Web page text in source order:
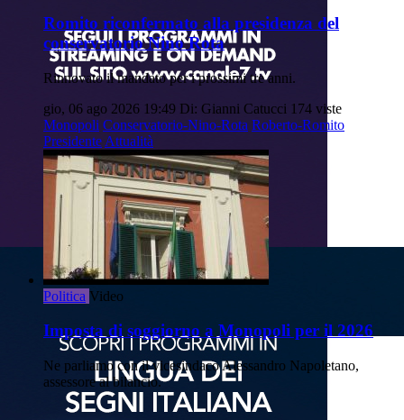
Romito riconfermato alla presidenza del
conservatorio Nino Rota
Rinnovato il mandato per i prossimi tre anni.
gio, 06 ago 2026 19:49 Di: Gianni Catucci 174 viste
Monopoli Conservatorio-Nino-Rota Roberto-Romito
Presidente Attualità
Politica Video
Imposta di soggiorno a Monopoli per il 2026
Ne parliamo con il vicesindaco Alessandro Napoletano,
assessore al bilancio.